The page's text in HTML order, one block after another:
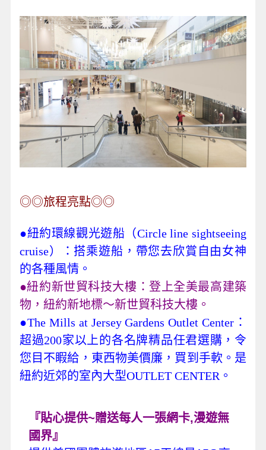
◎◎旅程亮點◎◎
●紐約環線觀光遊船（Circle line sightseeing
cruise）：搭乘遊船，帶您去欣賞自由女神
的各種風情。
●紐約新世貿科技大樓：登上全美最高建築
物，紐約新地標～新世貿科技大樓。
●The Mills at Jersey Gardens Outlet Center：
超過200家以上的各名牌精品任君選購，令
您目不睱給，東西物美價廉，買到手軟。是
紐約近郊的室內大型OUTLET CENTER。
『貼心提供~贈送每人一張網卡,漫遊無
國界』